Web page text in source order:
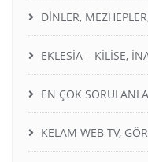
DİNLER,
EKLESİA – KİLİSE,
EN ÇOK
KELAM WEB TV,